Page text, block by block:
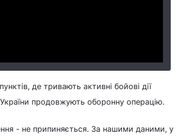
де тривають активні бойові дії
продовжують оборонну операцію.
- не припиняється. За нашими даними, у